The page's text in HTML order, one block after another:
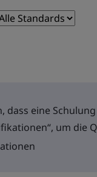
dass eine
um